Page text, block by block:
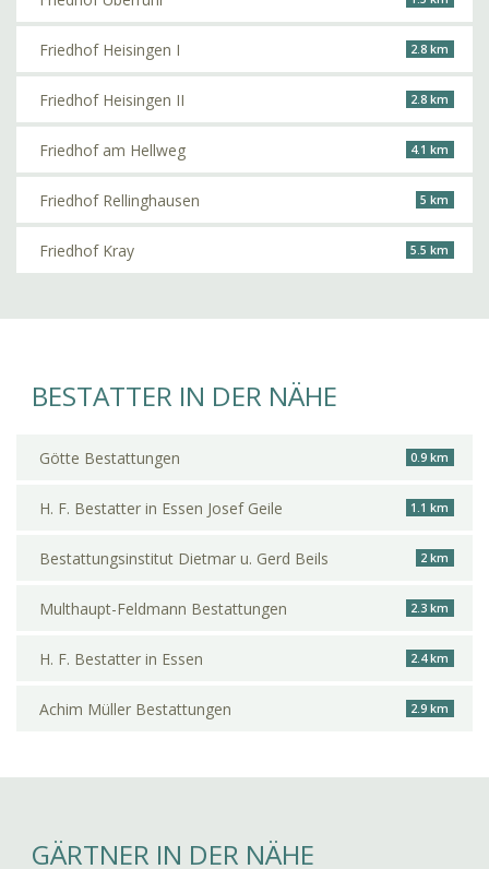
Friedhof Heisingen I 2.8 km
Friedhof Heisingen II 2.8 km
Friedhof am Hellweg 4.1 km
Friedhof Rellinghausen 5 km
Friedhof Kray 5.5 km
BESTATTER IN DER NÄHE
Götte Bestattungen 0.9 km
H. F. Bestatter in Essen Josef Geile 1.1 km
Bestattungsinstitut Dietmar u. Gerd Beils 2 km
Multhaupt-Feldmann Bestattungen 2.3 km
H. F. Bestatter in Essen 2.4 km
Achim Müller Bestattungen 2.9 km
GÄRTNER IN DER NÄHE